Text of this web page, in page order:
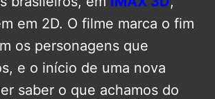
em 2D. O filme marca o fim
os personagens que
e o início de uma nova
saber o que achamos do